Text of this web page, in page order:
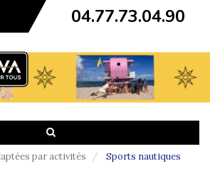
04.77.73.04.90
par activités
Sports nautiques